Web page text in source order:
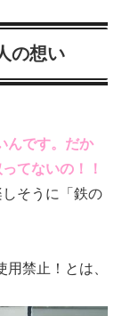
の想い
んです。だか
てないの！！
しそうに「鉄の
禁止！とは、